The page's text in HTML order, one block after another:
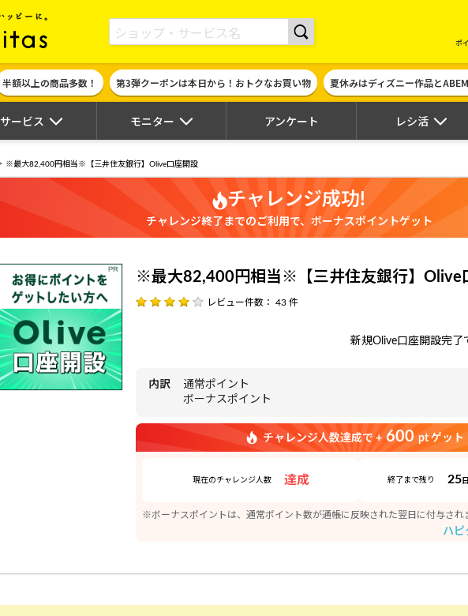
ポイント貯めて現金やギフト券に交換できるポイントサイト | ハピタス
ポ
半額以上の商品多数！ 第3弾クーポンは本日から！おトクなお買い物 夏休みはディズニー作品と
サービス モニター アンケート レシ活
※最大82,400円相当※【三井住友銀行】Olive口座開設
チャレンジ成功!
チャレンジ終了までのご利用で、ボーナスポイントゲット
※最大82,400円相当※【三井住友銀行】Olive
レビュー件数： 43 件
新規Olive口座開設完了
内訳
通常ポイント
ボーナスポイント
チャレンジ人数達成で +600 pt ゲット
現在のチャレンジ人数 達成 終了まで残り 25
※ボーナスポイントは、通常ポイント数が通帳に反映された翌日に付与され
ハ